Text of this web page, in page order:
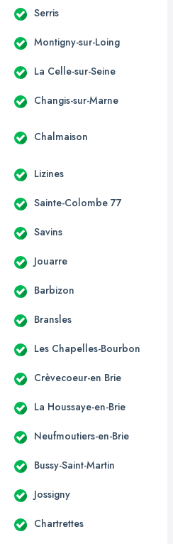
Serris
Montigny-sur-Loing
La Celle-sur-Seine
Changis-sur-Marne
Chalmaison
Lizines
Sainte-Colombe 77
Savins
Jouarre
Barbizon
Bransles
Les Chapelles-Bourbon
Crèvecoeur-en Brie
La Houssaye-en-Brie
Neufmoutiers-en-Brie
Bussy-Saint-Martin
Jossigny
Chartrettes